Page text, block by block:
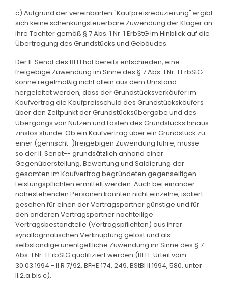
c) Aufgrund der vereinbarten "Kaufpreisreduzierung" ergibt
sich keine schenkungsteuerbare Zuwendung der Kläger an
ihre Tochter gemäß § 7 Abs. 1 Nr. 1 ErbStG im Hinblick auf die
Übertragung des Grundstücks und Gebäudes.
Der II. Senat des BFH hat bereits entschieden, eine
freigebige Zuwendung im Sinne des § 7 Abs. 1 Nr. 1 ErbStG
könne regelmäßig nicht allein aus dem Umstand
hergeleitet werden, dass der Grundstücksverkäufer im
Kaufvertrag die Kaufpreisschuld des Grundstückskäufers
über den Zeitpunkt der Grundstücksübergabe und des
Übergangs von Nutzen und Lasten des Grundstücks hinaus
zinslos stunde. Ob ein Kaufvertrag über ein Grundstück zu
einer (gemischt-)freigebigen Zuwendung führe, müsse --
so der II. Senat-- grundsätzlich anhand einer
Gegenüberstellung, Bewertung und Saldierung der
gesamten im Kaufvertrag begründeten gegenseitigen
Leistungspflichten ermittelt werden. Auch bei einander
nahestehenden Personen könnten nicht einzelne, isoliert
gesehen für einen der Vertragspartner günstige und für
den anderen Vertragspartner nachteilige
Vertragsbestandteile (Vertragspflichten) aus ihrer
synallagmatischen Verknüpfung gelöst und als
selbständige unentgeltliche Zuwendung im Sinne des § 7
Abs. 1 Nr. 1 ErbStG qualifiziert werden (BFH-Urteil vom
30.03.1994 - II R 7/92, BFHE 174, 249, BStBl II 1994, 580, unter
II.2.a bis c).